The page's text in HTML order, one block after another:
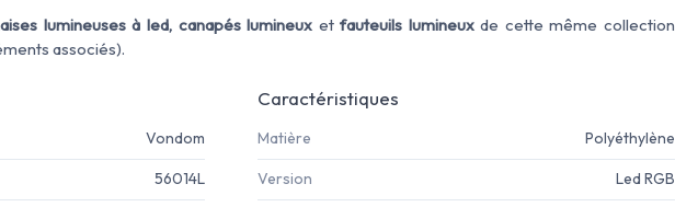
lumineuses à led, canapés lumineux etfauteuils lumineuxde cette même collection
associés).
Vondom
56014L
Caractéristiques
Matière Polyéthylène
Version Led RGB